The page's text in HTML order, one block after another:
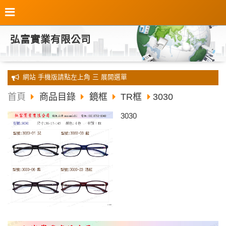
弘富實業有限公司
全新 網站 手機版請點左上角 三 展開選單
首頁 商品目錄 鏡框 TR框 3030
3030